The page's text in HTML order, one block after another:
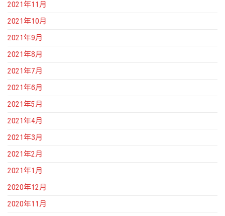
2021年11月
2021年10月
2021年9月
2021年8月
2021年7月
2021年6月
2021年5月
2021年4月
2021年3月
2021年2月
2021年1月
2020年12月
2020年11月